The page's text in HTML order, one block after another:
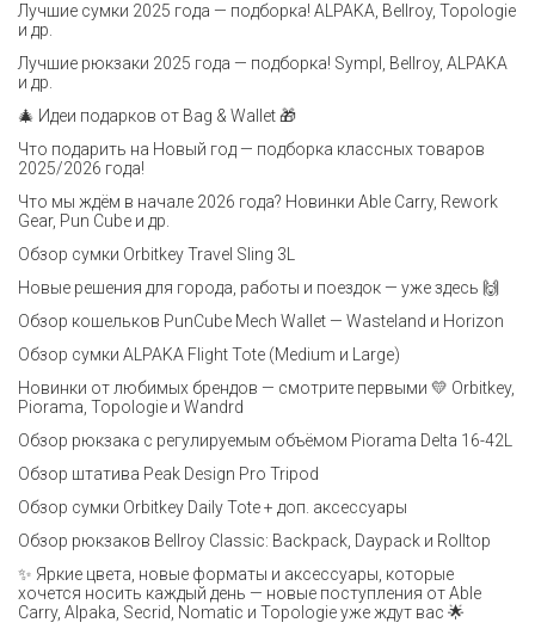
Лучшие сумки 2025 года — подборка! ALPAKA, Bellroy, Topologie
и др.
Лучшие рюкзаки 2025 года — подборка! Sympl, Bellroy, ALPAKA
и др.
🎄 Идеи подарков от Bag & Wallet 🎁
Что подарить на Новый год — подборка классных товаров
2025/2026 года!
Что мы ждём в начале 2026 года? Новинки Able Carry, Rework
Gear, Pun Cube и др.
Обзор сумки Orbitkey Travel Sling 3L
Новые решения для города, работы и поездок — уже здесь 🙌
Обзор кошельков PunCube Mech Wallet — Wasteland и Horizon
Обзор сумки ALPAKA Flight Tote (Medium и Large)
Новинки от любимых брендов — смотрите первыми 💛 Orbitkey,
Piorama, Topologie и Wandrd
Обзор рюкзака с регулируемым объёмом Piorama Delta 16-42L
Обзор штатива Peak Design Pro Tripod
Обзор сумки Orbitkey Daily Tote + доп. аксессуары
Обзор рюкзаков Bellroy Classic: Backpack, Daypack и Rolltop
✨ Яркие цвета, новые форматы и аксессуары, которые
хочется носить каждый день — новые поступления от Able
Carry, Alpaka, Secrid, Nomatic и Topologie уже ждут вас 🌟